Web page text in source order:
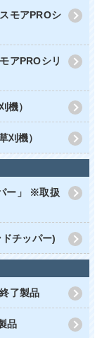
モアPROシ
アPROシリ
機）
刈機）
ー」 ※取扱
チッパー)
了製品
品